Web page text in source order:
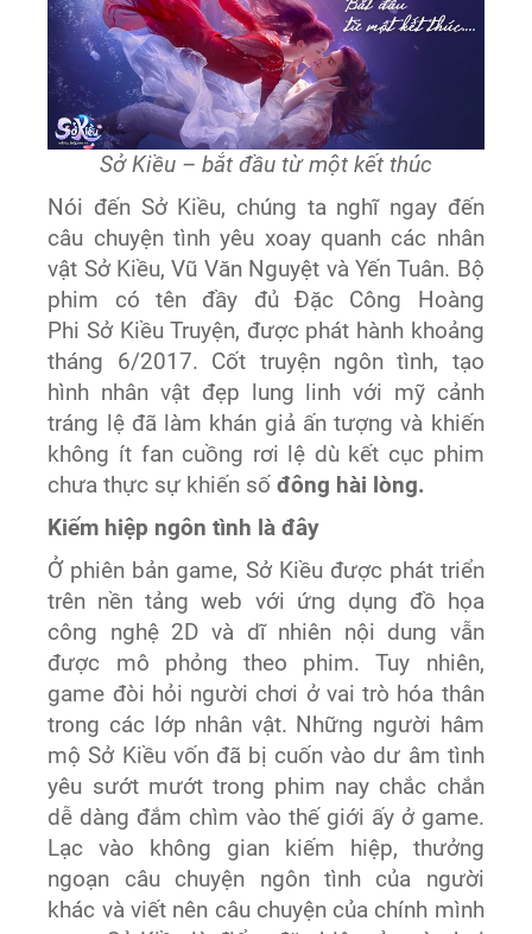
Sở Kiều – bắt đầu từ một kết thúc
Nói đến Sở Kiều, chúng ta nghĩ ngay đến
câu chuyện tình yêu xoay quanh các nhân
vật Sở Kiều, Vũ Văn Nguyệt và Yến Tuân. Bộ
phim có tên đầy đủ Đặc Công Hoàng
Phi Sở Kiều Truyện, được phát hành khoảng
tháng 6/2017. Cốt truyện ngôn tình, tạo
hình nhân vật đẹp lung linh với mỹ cảnh
tráng lệ đã làm khán giả ấn tượng và khiến
không ít fan cuồng rơi lệ dù kết cục phim
chưa thực sự khiến sốđông hài lòng.
Kiếm hiệp ngôn tình là đây
Ở phiên bản game, Sở Kiều được phát triển
trên nền tảng web với ứng dụng đồ họa
công nghệ 2D và dĩ nhiên nội dung vẫn
được mô phỏng theo phim. Tuy nhiên,
game đòi hỏi người chơi ở vai trò hóa thân
trong các lớp nhân vật. Những người hâm
mộ Sở Kiều vốn đã bị cuốn vào dư âm tình
yêu sướt mướt trong phim nay chắc chắn
dễ dàng đắm chìm vào thế giới ấy ở game.
Lạc vào không gian kiếm hiệp, thưởng
ngoạn câu chuyện ngôn tình của người
khác và viết nên câu chuyện của chính mình